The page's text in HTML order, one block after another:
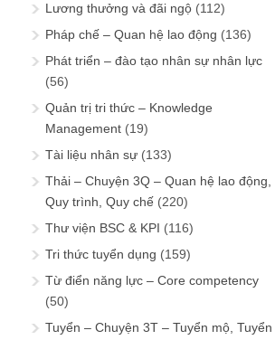
Lương thưởng và đãi ngộ (112)
Pháp chế – Quan hệ lao động (136)
Phát triển – đào tạo nhân sự nhân lực
(56)
Quản trị tri thức – Knowledge
Management (19)
Tài liệu nhân sự (133)
Thải – Chuyện 3Q – Quan hệ lao động,
Quy trình, Quy chế (220)
Thư viện BSC & KPI (116)
Tri thức tuyển dụng (159)
Từ điển năng lực – Core competency
(50)
Tuyển – Chuyện 3T – Tuyển mộ, Tuyển